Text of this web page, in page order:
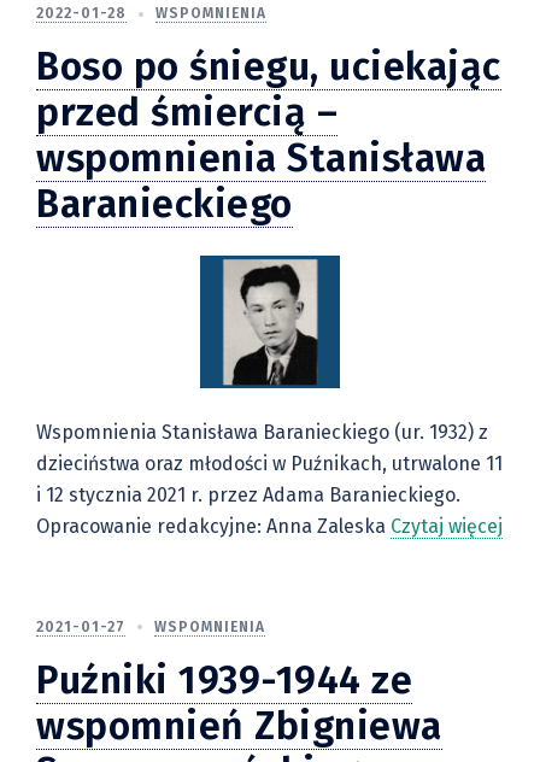
2022-01-28 WSPOMNIENIA
Boso po śniegu, uciekając
przed śmiercią –
wspomnienia Stanisława
Baranieckiego
Wspomnienia Stanisława Baranieckiego (ur. 1932) z
dzieciństwa oraz młodości w Puźnikach, utrwalone 11
i 12 stycznia 2021 r. przez Adama Baranieckiego.
Opracowanie redakcyjne: Anna Zaleska Czytaj więcej
2021-01-27 WSPOMNIENIA
Puźniki 1939-1944 ze
wspomnień Zbigniewa